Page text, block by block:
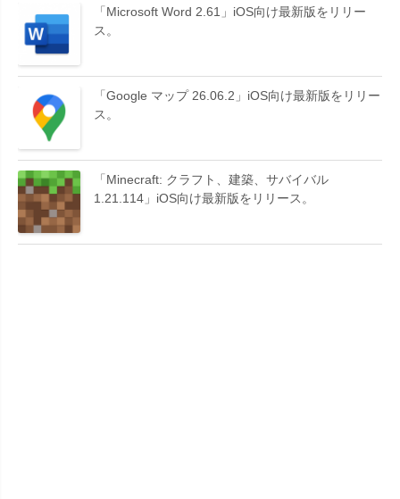
「Microsoft Word 2.61」iOS向け最新版をリリー
ス。
「Google マップ 26.06.2」iOS向け最新版をリリー
ス。
「Minecraft: クラフト、建築、サバイバル
1.21.114」iOS向け最新版をリリース。